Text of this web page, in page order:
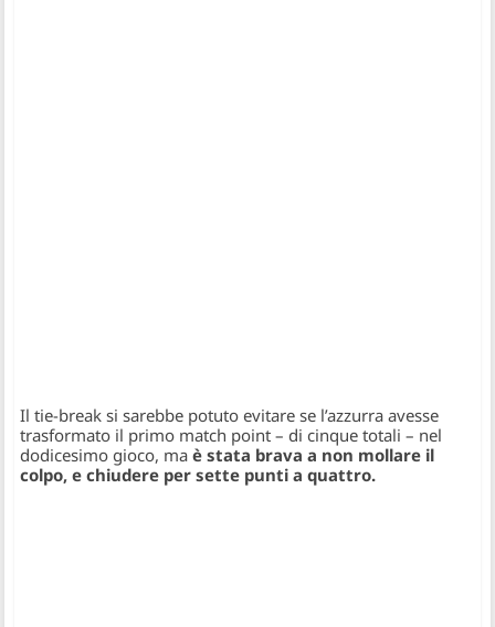
Il tie-break si sarebbe potuto evitare se l’azzurra avesse
trasformato il primo match point – di cinque totali – nel
dodicesimo gioco, ma è stata brava a non mollare il
colpo, e chiudere per sette punti a quattro.